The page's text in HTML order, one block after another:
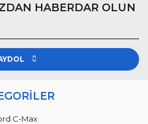
HABERDAR OLUN
C-Max